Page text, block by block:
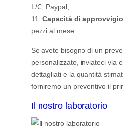
L/C, Paypal;
11.Capacità di
pezzi al mese.
Se avete bisogno di un
personalizzato, inviateci via
dettagliati e la quantità
forniremo un preventivo il
Il nostro laboratorio